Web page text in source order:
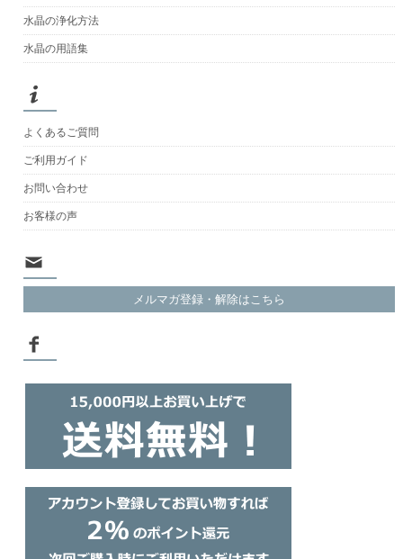
水晶の浄化方法
水晶の用語集
よくあるご質問
ご利用ガイド
お問い合わせ
お客様の声
メルマガ登録・解除はこちら